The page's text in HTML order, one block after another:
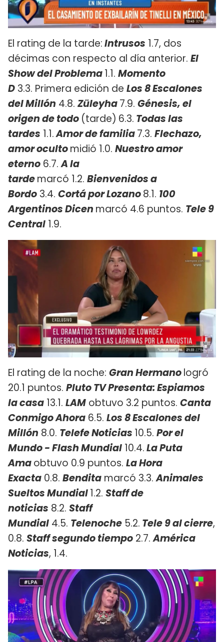
El rating de la tarde:Intrusos 1.7, dos
décimas con respecto al día anterior. El
Show del Problema1.1. Momento
D 3.3. Primera edición de Los 8 Escalones
del Millón 4.8. Züleyha7.9. Génesis, el
origen de todo (tarde) 6.3. Todas las
tardes 1.1.Amor de familia7.3. Flechazo,
amor ocultomidió 1.0. Nuestro amor
eterno 6.7.A la
tardemarcó 1.2. Bienvenidos a
Bordo 3.4. Cortá por Lozano8.1. 100
Argentinos Dicen marcó 4.6 puntos. Tele 9
Central 1.9.
El rating de la noche: Gran Hermanologró
20.1 puntos. Pluto TV Presenta: Espiamos
la casa 13.1. LAM obtuvo 3.2 puntos. Canta
Conmigo Ahora 6.5. Los 8 Escalones del
Millón 8.0. Telefe Noticias 10.5. Por el
Mundo - Flash Mundial 10.4.La Puta
Amaobtuvo 0.9 puntos. La Hora
Exacta 0.8. Bendita marcó 3.3.Animales
Sueltos Mundial1.2. Staff de
noticias 8.2. Staff
Mundial 4.5. Telenoche 5.2. Tele 9 al cierre,
0.8. Staff segundo tiempo 2.7.América
Noticias, 1.4.